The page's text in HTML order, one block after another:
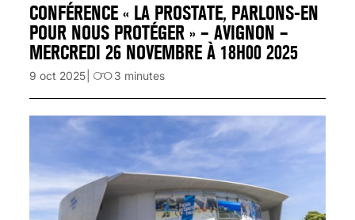
CONFÉRENCE « LA PROSTATE, PARLONS-EN
POUR NOUS PROTÉGER » – AVIGNON –
MERCREDI 26 NOVEMBRE À 18H00 2025
9 oct 2025 3 minutes